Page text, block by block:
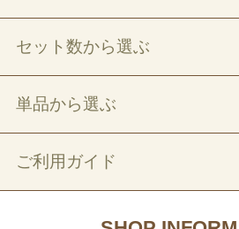
セット数から選ぶ
単品から選ぶ
ご利用ガイド